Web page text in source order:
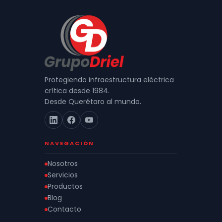
Protegiendo infraestructura eléctrica
crítica desde 1984.
Desde Querétaro al mundo.
NAVEGACIÓN
Nosotros
Servicios
Productos
Blog
Contacto